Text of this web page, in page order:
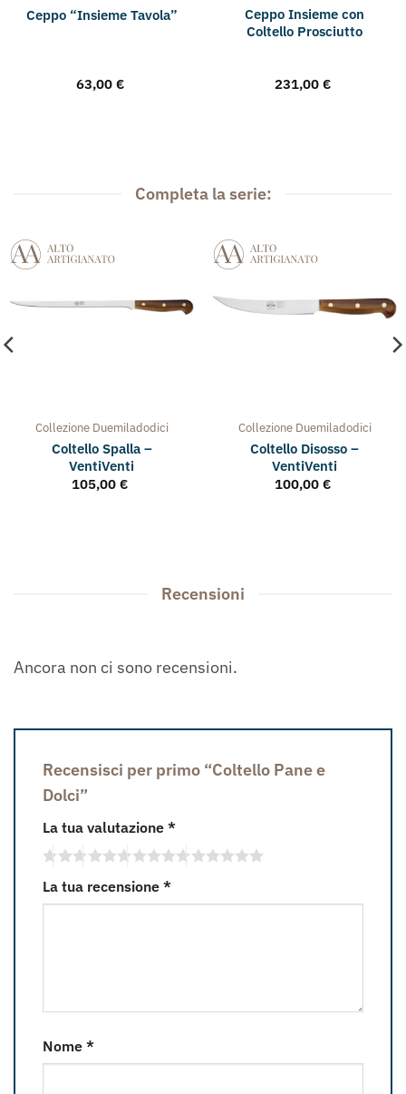
Ceppo “Insieme Tavola”
63,00 €
Ceppo Insieme con
Coltello Prosciutto
231,00 €
Completa la serie:
Collezione Duemiladodici
Coltello Spalla –
VentiVenti
105,00 €
Collezione Duemiladodici
Coltello Disosso –
VentiVenti
100,00 €
Recensioni
Ancora non ci sono recensioni.
Recensisci per primo “Coltello Pane e
Dolci”
La tua valutazione *
La tua recensione *
Nome *